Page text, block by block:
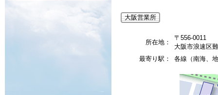
大阪営業所
所在地：
〒556-0011
大阪市浪速区
最寄り駅：
各線（南海、